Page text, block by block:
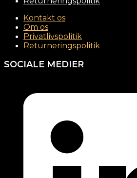
Kontakt os
Om os
Privatlivspolitik
Returneringspolitik
SOCIALE MEDIER